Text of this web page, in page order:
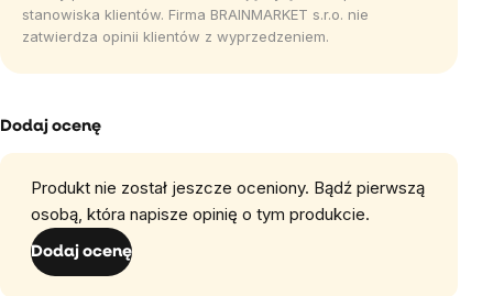
stanowiska klientów. Firma BRAINMARKET s.r.o. nie
zatwierdza opinii klientów z wyprzedzeniem.
Dodaj ocenę
Produkt nie został jeszcze oceniony. Bądź pierwszą
osobą, która napisze opinię o tym produkcie.
Dodaj ocenę